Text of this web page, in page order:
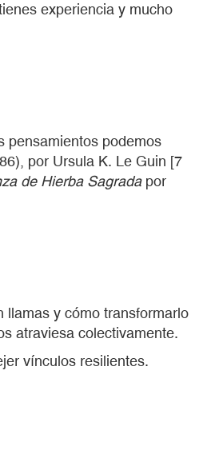
experiencia y mucho
pensamientos podemos
por Ursula K. Le Guin [7
de Hierba Sagradapor
llamas y cómo transformarlo
atraviesa colectivamente.
vínculos resilientes.